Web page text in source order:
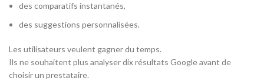
des comparatifs instantanés,
des suggestions personnalisées.
Les utilisateurs veulent gagner du temps.
Ils ne souhaitent plus analyser dix résultats Google avant de
choisir un prestataire.